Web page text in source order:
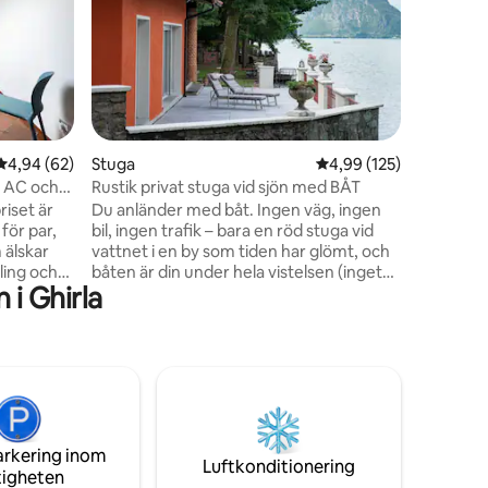
av 5 i genomsnittligt betyg, 62 omdömen
4,94 (62)
och
är
par,
älskar
och
och
Stuga 4,99 av 5 i
4,99 (125)
Rustik privat stuga vid sjön med BÅT
Du anländer med båt. Ingen väg, ingen
bil, ingen trafik – bara en röd stuga vid
vattnet i en by som tiden har glömt, och
båten är din under hela vistelsen (inget
körkort behövs). Två sovrum, en öppen
spis, en täckt terrass över sjön och en
meddelande bort om du behöver något.
Detta är inte en semesteranläggning.
Det är sjön, din egen båt och din egen
i Ghirla
inom
Luftkonditionering